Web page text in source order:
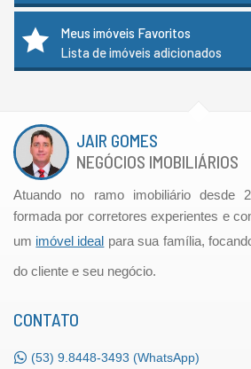
Meus imóveis Favoritos
Lista de imóveis adicionados
JAIR GOMES
NEGÓCIOS IMOBILIÁRIOS
Atuando no ramo imobiliário desde
formada por corretores experientes e
um imóvel ideal para sua família,
do cliente e seu negócio.
CONTATO
(53) 9.8448-3493 (WhatsApp)